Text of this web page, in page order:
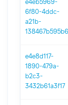
e4eb5969-
6f80-4ddc-
a21b-
138467b595b6
e4e8d117-
1890-479a-
b2c3-
3432b61a3f17